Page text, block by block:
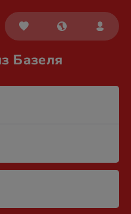
Базеля